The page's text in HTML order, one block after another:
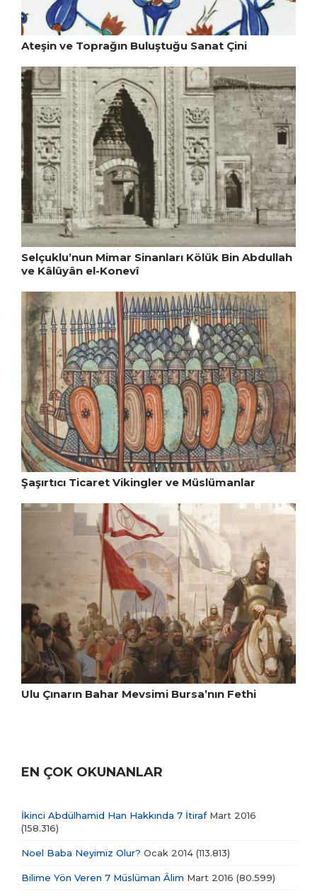
Ateşin ve Toprağın Buluştuğu Sanat Çini
Selçuklu’nun Mimar Sinanları Kölük Bin Abdullah
ve Kâlûyân el-Konevî
Şaşırtıcı Ticaret Vikingler ve Müslümanlar
Ulu Çınarın Bahar Mevsimi Bursa’nın Fethi
EN ÇOK OKUNANLAR
İkinci Abdülhamid Han Hakkında 7 İtirafMart 2016
(158.316)
Noel Baba Neyimiz Olur? Ocak 2014 (113.813)
Bilime Yön Veren 7 Müslüman Âlim Mart 2016 (80.599)